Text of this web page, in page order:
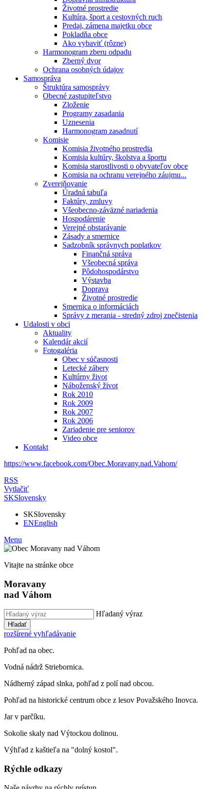
Životné prostredie
Kultúra, šport a cestovných ruch
Predaj, zámena majetku obce
Pokladňa obce
Ako vybaviť (rôzne)
Harmonogram zberu odpadu
Zberný dvor
Ochrana osobných údajov
Samospráva
Štruktúra samosprávy
Obecné zastupiteľstvo
Zloženie
Programy zasadania
Uznesenia
Harmonogram zasadnutí
Komisie
Komisia životného prostredia
Komisia kultúry, školstva a športu
Komisia starostlivosti o obyvateľov obce
Komisia na ochranu verejného záujmu...
Zverejňovanie
Úradná tabuľa
Faktúry, zmluvy
Všeobecno-záväzné nariadenia
Hospodárenie
Verejné obstarávanie
Zásady a smernice
Sadzobník správnych poplatkov
Finančná správa
Všeobecná správa
Pôdohospodárstvo
Výstavba
Doprava
Životné prostredie
Smernica o informáciách
Správy z merania - stredný zdroj znečistenia
Udalosti v obci
Aktuality
Kalendár akcií
Fotogaléria
Obec v súčasnosti
Letecké zábery
Kultúrny život
Náboženský život
Rok 2010
Rok 2009
Rok 2007
Rok 2006
Zariadenie pre seniorov
Video obce
Kontakt
https://www.facebook.com/Obec.Moravany.nad.Vahom/
RSS
Vytlačiť
SKSlovensky
SKSlovensky
ENEnglish
Menu
Vitajte na stránke obce
Moravany
nad Váhom
Hľadaný výraz
Hľadať
rozšírené vyhľadávanie
Pohľad na obec.
Vodná nádrž Striebornica.
Nádherný západ slnka, pohľad z polí nad obcou.
Pohľad na historické centrum obce z lesov Považského Inovca.
Jar v parčíku.
Sokolie skaly nad Výtockou dolinou.
Výhľad z kaštieľa na "dolný kostol".
Rýchle odkazy